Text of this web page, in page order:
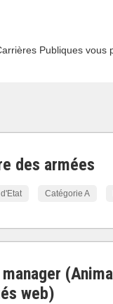
Publiques
des armées
Catégorie A
web)